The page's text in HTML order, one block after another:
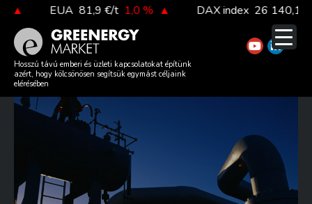
Skip
content
EUA 81,9 €/t 1,0 % ▲ DAX index 26 140,13
Hosszú távú emberi és üzleti kapcsolatokat építünk
azért, hogy kölcsönösen segítsük egymást céljaink
elérésében
ÓRIÁSI GÁZKITERMELÉSBE
KEZD A MOL!